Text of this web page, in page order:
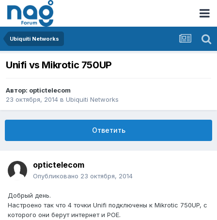
Ubiquiti Networks
Unifi vs Mikrotic 750UP
Автор: optictelecom
23 октября, 2014 в Ubiquiti Networks
Ответить
optictelecom
Опубликовано 23 октября, 2014
Добрый день.
Настроено так что 4 точки Unifi подключены к Mikrotic 750UP, с
которого они берут интернет и POE.